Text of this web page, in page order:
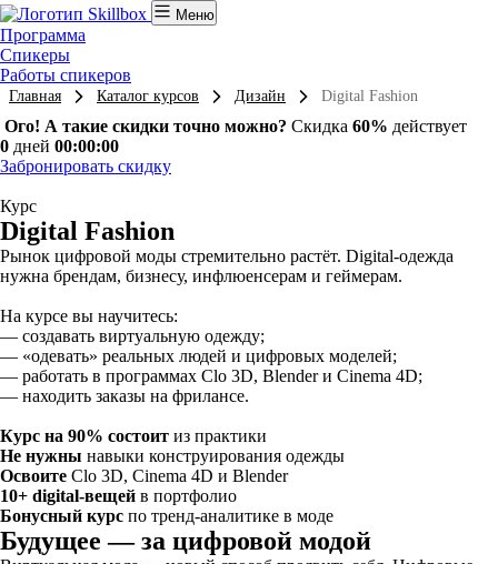
Меню
Программа
Спикеры
Работы спикеров
Главная Каталог курсов Дизайн Digital Fashion
Ого! А такие скидки точно можно? Скидка 60% действует
0 дней 00:00:00
Забронировать скидку
Курс
Digital Fashion
Рынок цифровой моды стремительно растёт. Digital-одежда
нужна брендам, бизнесу, инфлюенсерам и геймерам.
На курсе вы научитесь:
— создавать виртуальную одежду;
— «одевать» реальных людей и цифровых моделей;
— работать в программах Clo 3D, Blender и Cinema 4D;
— находить заказы на фрилансе.
Курс на 90% состоит из практики
Не нужны навыки конструирования одежды
Освоите Clo 3D, Cinema 4D и Blender
10+ digital-вещей в портфолио
Бонусный курс по тренд-аналитике в моде
Будущее — за цифровой модой